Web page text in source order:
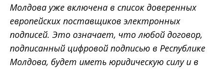
Молдова уже включена в список доверенных
европейских поставщиков электронных
подписей. Это означает, что любой договор,
подписанный цифровой подписью в Республике
Молдова, будет иметь юридическую силу и в